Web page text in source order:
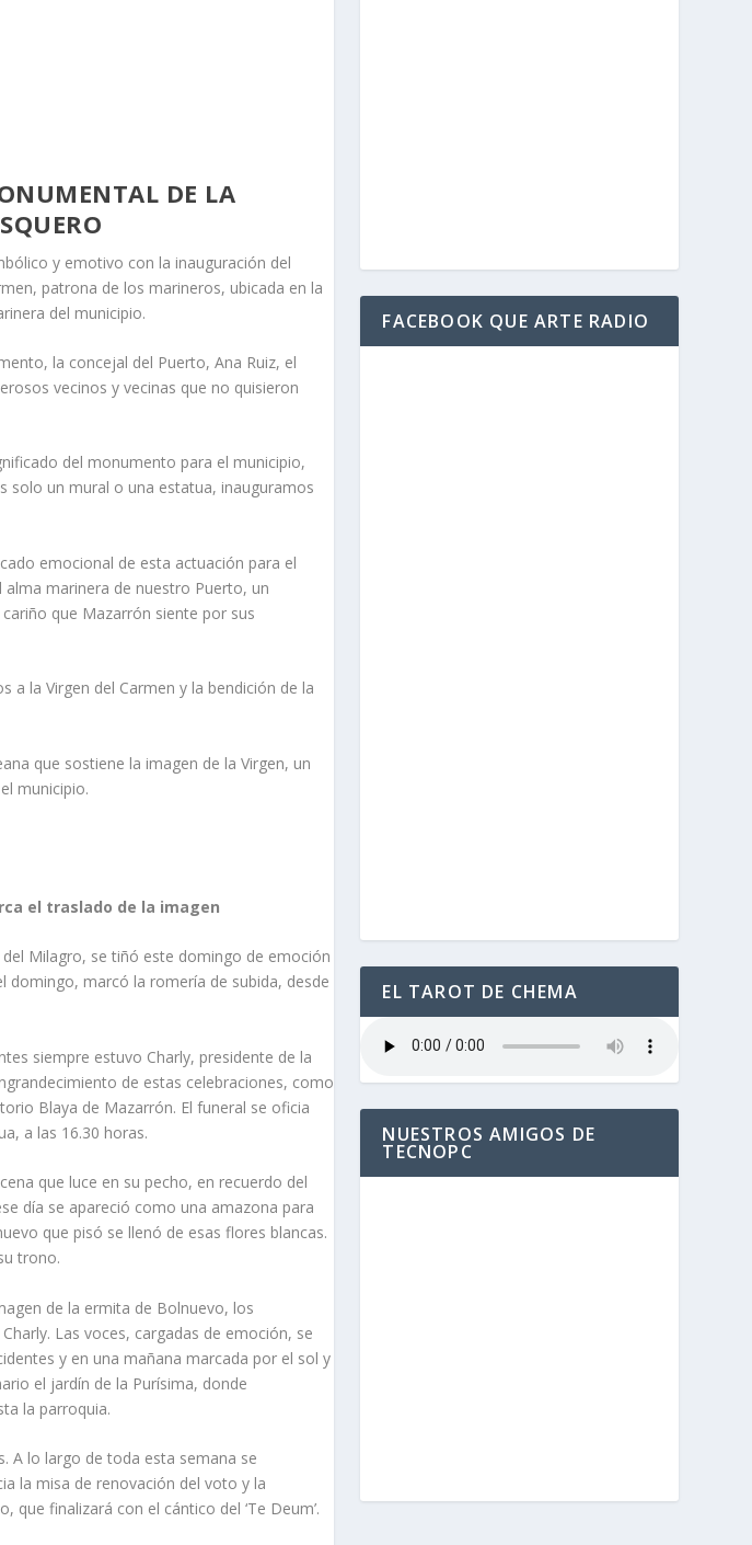
DE LA
y emotivo con la inauguración del
patrona de los marineros, ubicada en la
del municipio.
la concejal del Puerto, Ana Ruiz, el
vecinos y vecinas que no quisieron
del monumento para el municipio,
solo un mural o una estatua, inauguramos
emocional de esta actuación para el
alma marinera de nuestro Puerto, un
que Mazarrón siente por sus
la Virgen del Carmen y la bendición de la
que sostiene la imagen de la Virgen, un
municipio.
el traslado de la imagen
Milagro, se tiñó este domingo de emoción
domingo, marcó la romería de subida, desde
siempre estuvo Charly, presidente de la
de estas celebraciones, como
Blaya de Mazarrón. El funeral se oficia
a las 16.30 horas.
que luce en su pecho, en recuerdo del
día se apareció como una amazona para
que pisó se llenó de esas flores blancas.
trono.
de la ermita de Bolnuevo, los
Las voces, cargadas de emoción, se
y en una mañana marcada por el sol y
el jardín de la Purísima, donde
la parroquia.
A lo largo de toda esta semana se
la misa de renovación del voto y la
finalizará con el cántico del ‘Te Deum’.
FACEBOOK QUE ARTE RADIO
EL TAROT DE CHEMA
NUESTROS AMIGOS DE
TECNOPC